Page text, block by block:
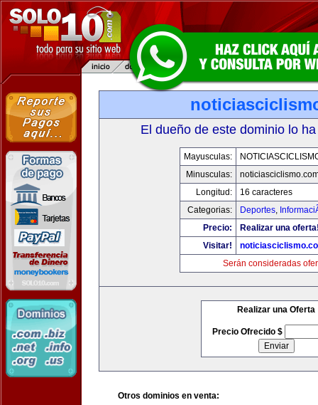
El dueño de este dominio lo
Mayusculas:
Minusculas:
Longitud:
16 caracteres
Categorias:
Deportes,
Precio:
Realizar una
Visitar!
Serán consideradas
Realizar una Oferta
Precio Ofrecido $
Otros dominios en venta: